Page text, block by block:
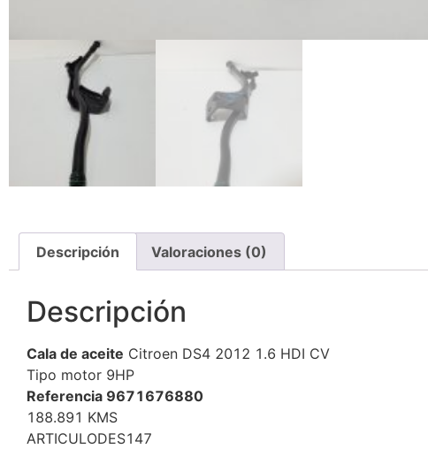
Descripción Valoraciones (0)
Descripción
Cala de aceite Citroen DS4 2012 1.6 HDI CV
Tipo motor 9HP
Referencia 9671676880
188.891 KMS
ARTICULODES147